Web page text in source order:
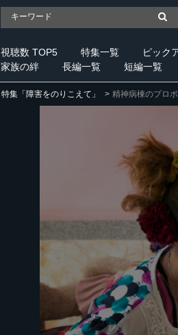
視聴数 TOP5 特集一覧 ピック
家族の絆
長編一覧 短編一覧
特集「障害をのりこえて」 精神病棟のプロ